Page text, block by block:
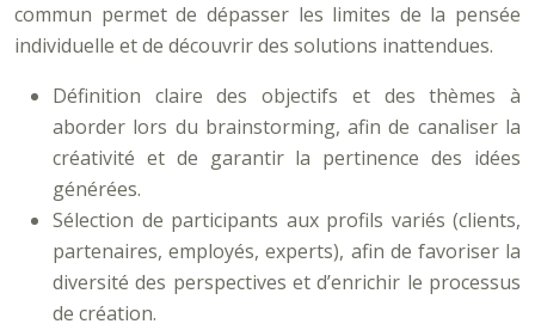
commun permet de dépasser les limites de la pensée
individuelle et de découvrir des solutions inattendues.
Définition claire des objectifs et des thèmes à
aborder lors du brainstorming, afin de canaliser la
créativité et de garantir la pertinence des idées
générées.
Sélection de participants aux profils variés (clients,
partenaires, employés, experts), afin de favoriser la
diversité des perspectives et d’enrichir le processus
de création.